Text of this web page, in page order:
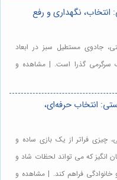
انتخاب، نگهداری و رفع
جادوی مستطیل سبز در ابعاد
سرگرمی گذرا است. | مشاهده و
انتخاب حرفه‌ای،
چیزی فراتر از یک بازی ساده و
انگیز که می تواند لحظات شاد و
خانوادگی فراهم کند. | مشاهده و